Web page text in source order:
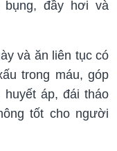
bụng, đầy hơi và
và ăn liên tục có
trong máu, góp
huyết áp, đái tháo
tốt cho người